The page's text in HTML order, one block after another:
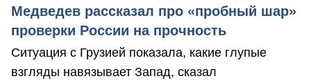
Медведев рассказал про «пробный шар»
проверки России на прочность
Ситуация с Грузией показала, какие глупые
взгляды навязывает Запад, сказал